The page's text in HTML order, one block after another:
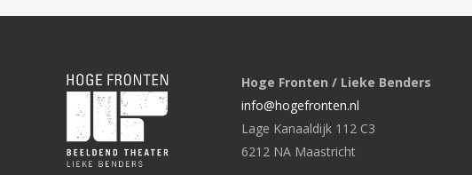
Hoge Fronten / Lieke Benders
info@hogefronten.nl
Lage Kanaaldijk 112 C3
6212 NA Maastricht